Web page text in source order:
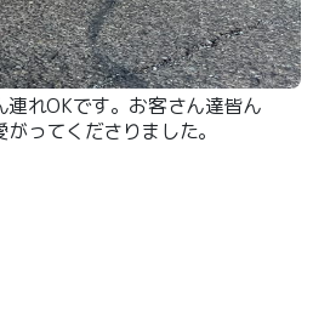
れOKです。お客さん達皆ん
ってくださりました。